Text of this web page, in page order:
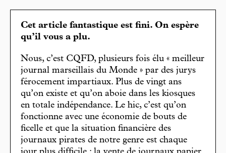
Cet article fantastique est fini. On espère
qu’il vous a plu.
Nous, c’est CQFD, plusieurs fois élu « meilleur
journal marseillais du Monde » par des jurys
férocement impartiaux. Plus de vingt ans
qu’on existe et qu’on aboie dans les kiosques
en totale indépendance. Le hic, c’est qu’on
fonctionne avec une économie de bouts de
ficelle et que la situation financière des
journaux pirates de notre genre est chaque